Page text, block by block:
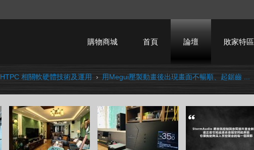
購物商城 首頁 論壇 敗家特區
HTPC 相關軟硬體技術及運用 › 用Megui壓製動畫後出現畫面不暢順、起鋸齒 ...